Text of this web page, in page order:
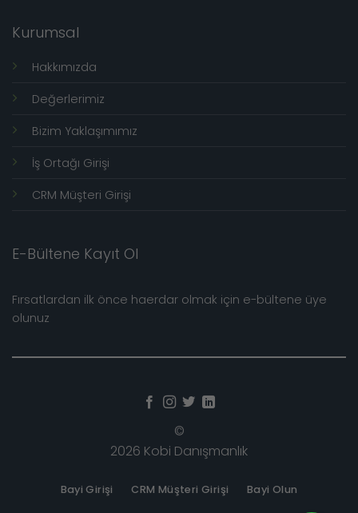
Kurumsal
Hakkımızda
Değerlerimiz
Bizim Yaklaşımımız
İş Ortağı Girişi
CRM Müşteri Girişi
E-Bültene Kayıt Ol
Fırsatlardan ilk önce haerdar olmak için e-bültene üye
olunuz
©
2026 Kobi Danışmanlık
Bayi Girişi CRM Müşteri Girişi Bayi Olun